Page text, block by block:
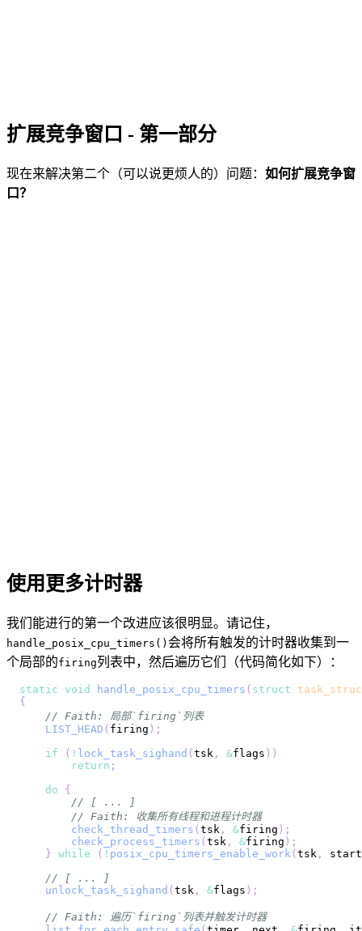
扩展竞争窗口 - 第一部分
现在来解决第二个（可以说更烦人的）问题： 如何扩展竞争窗
口？
使用更多计时器
我们能进行的第一个改进应该很明显。请记住，
handle_posix_cpu_timers() 会将所有触发的计时器收集到一
个局部的firing列表中，然后遍历它们（代码简化如下）：
static void handle_posix_cpu_timers ( struct
{
// Faith: 局部`firing`列表
LIST_HEAD ( firing ) ;
if
( ! lock_task_sighand ( tsk , &flags ) )
return ;
do
{
// [ ... ]
// Faith: 收集所有线程和进程计时器
check_thread_timers ( tsk , &firing ) ;
check_process_timers ( tsk , &firing ) ;
} while ( ! posix_cpu_timers_enable_work( tsk ,
start
// [ ... ]
unlock_task_sighand ( tsk , &flags ) ;
// Faith: 遍历`firing`列表并触发计时器